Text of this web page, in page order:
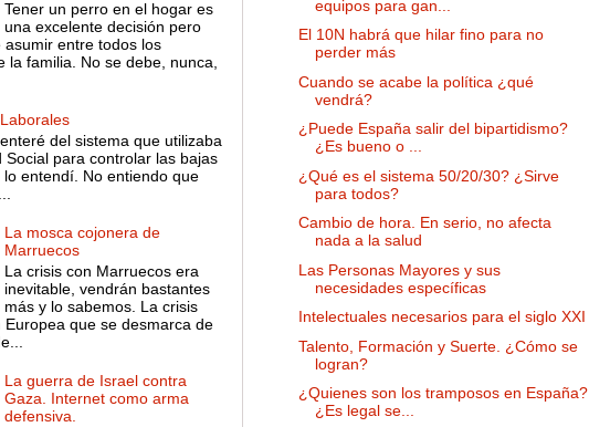
Tener un perro en el hogar es
una excelente decisión pero
asumir entre todos los
la familia. No se debe, nunca,
del sistema que utilizaba
Social para controlar las bajas
lo entendí. No entiendo que
La mosca cojonera de
Marruecos
La crisis con Marruecos era
inevitable, vendrán bastantes
más y lo sabemos. La crisis
Europea que se desmarca de
La guerra de Israel contra
Gaza. Internet como arma
defensiva.
equipos para gan...
El 10N habrá que hilar fino para no
perder más
Cuando se acabe la política ¿qué
vendrá?
¿Puede España salir del bipartidismo?
¿Es bueno o ...
¿Qué es el sistema 50/20/30? ¿Sirve
para todos?
Cambio de hora. En serio, no afecta
nada a la salud
Las Personas Mayores y sus
necesidades específicas
Intelectuales necesarios para el siglo XXI
Talento, Formación y Suerte. ¿Cómo se
logran?
¿Quienes son los tramposos en España?
¿Es legal se...